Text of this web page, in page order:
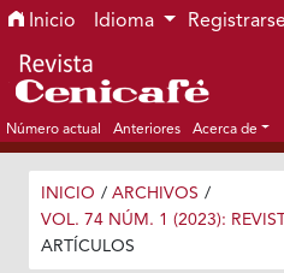
Ir al menú de navegación
Ir al contenido principal
Ir al pie de página del sitio
Inicio Idioma Registrarse
Número actual Anteriores Acerca de
INICIO / ARCHIVOS /
VOL. 74 NÚM. 1 (2023):
ARTÍCULOS